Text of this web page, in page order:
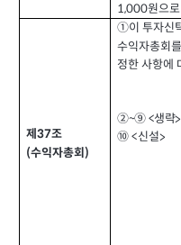
1,000원으
제37조
(수익자총회)
①이 투자신
수익자총회
정한 사항에
②~⑨ <생략>
⑩ <신설>